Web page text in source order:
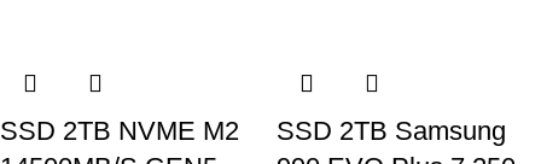
SSD 2TB NVME M2
SSD 2TB Samsung